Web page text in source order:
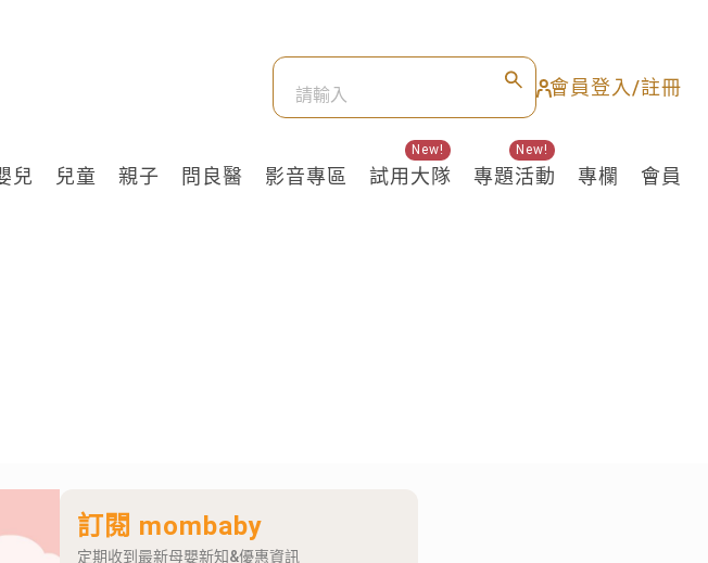
會員登入/註冊
兒 兒童 親子 問良醫 影音專區 試用大隊
New!
專題活動
New!
專欄 會員
訂閱 mombaby
定期收到最新母嬰新知&優惠資訊